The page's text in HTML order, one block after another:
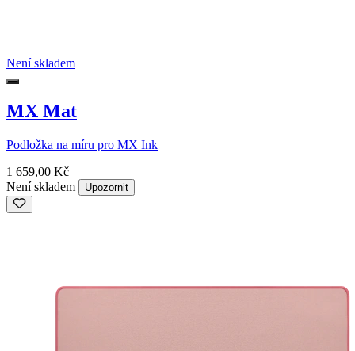
Není skladem
MX Mat
Podložka na míru pro MX Ink
1 659,00 Kč
Není skladem
Upozornit